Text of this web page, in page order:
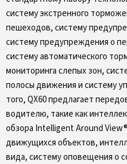
систему экстренного
пешеходов, систему
систему предупреждения о
систему автоматического
мониторинга слепых зон,
полосы движения и систему
того, QX60 предлагает
водителю, такие как
обзора Intelligent Around
движущихся объектов,
вида, систему оповещения о